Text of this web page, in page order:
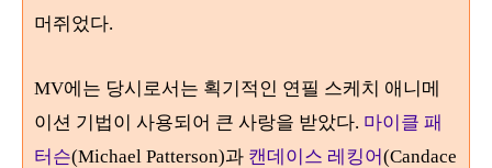
머쥐었다.
MV에는 당시로서는 획기적인 연필 스케치 애니메
이션 기법이 사용되어 큰 사랑을 받았다. 마이클 패
터슨(Michael Patterson)과 캔데이스 레킹어(Candace